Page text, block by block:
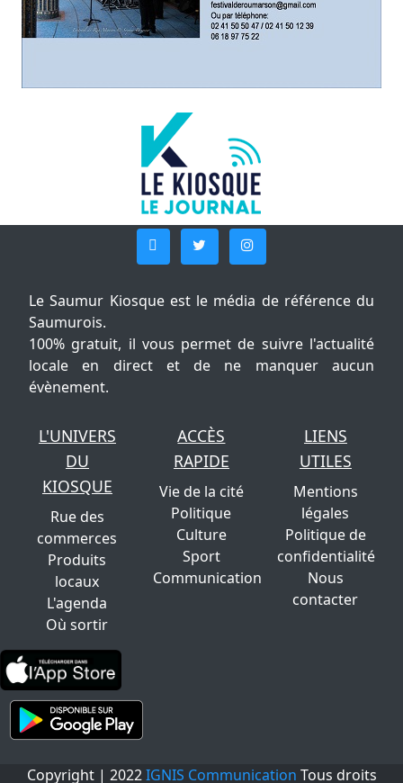
Le Saumur Kiosque est le média de référence du
Saumurois.
100% gratuit, il vous permet de suivre l'actualité
locale en direct et de ne manquer aucun
évènement.
L'UNIVERS
DU
KIOSQUE
Rue des
commerces
Produits
locaux
L'agenda
Où sortir
ACCÈS
RAPIDE
Vie de la cité
Politique
Culture
Sport
Communication
LIENS
UTILES
Mentions
légales
Politique de
confidentialité
Nous
contacter
Copyright | 2022IGNIS Communication Tous droits